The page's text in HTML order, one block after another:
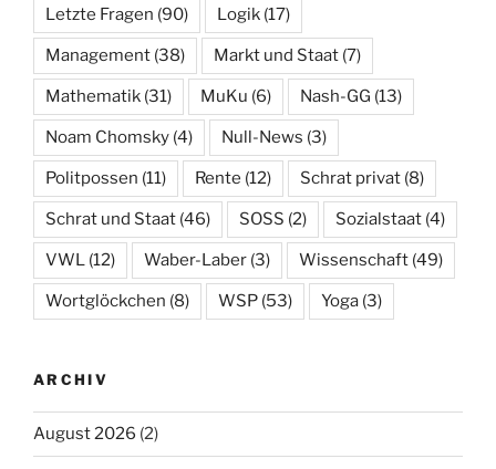
Letzte Fragen (90) Logik (17)
Management (38) Markt und Staat (7)
Mathematik (31) MuKu (6) Nash-GG (13)
Noam Chomsky (4) Null-News (3)
Politpossen (11) Rente (12) Schrat privat (8)
Schrat und Staat (46) SOSS (2) Sozialstaat (4)
VWL (12) Waber-Laber (3) Wissenschaft (49)
Wortglöckchen (8) WSP (53) Yoga (3)
ARCHIV
August 2026 (2)